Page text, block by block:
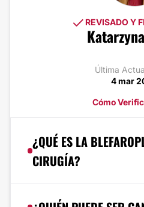
REVISADO Y
Última
4 mar
Cómo
¿QUÉ ES LA
CIRUGÍA?